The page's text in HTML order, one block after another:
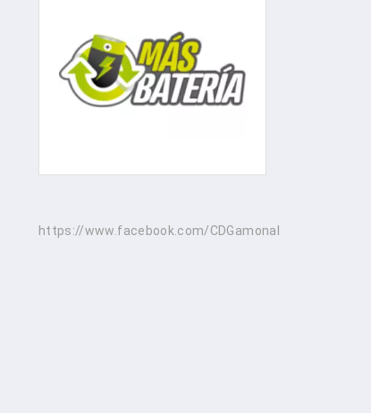
https://www.facebook.com/CDGamonal